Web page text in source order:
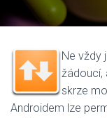
Ne vždy
žádoucí,
skrze
Androidem lze